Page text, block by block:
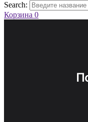
Search:
Корзина 0